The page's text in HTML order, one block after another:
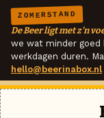
ZOMERSTAND
De Beer ligt met z'n
we wat minder goed
werkdagen duren.
hello@beerinabox.nl